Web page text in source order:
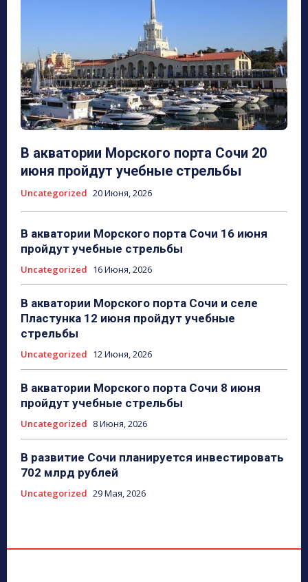
В акватории Морского порта Сочи 20
июня пройдут учебные стрельбы
Uncategorized 20 Июня, 2026
В акватории Морского порта Сочи 16 июня
пройдут учебные стрельбы
Uncategorized 16 Июня, 2026
В акватории Морского порта Сочи и селе
Пластунка 12 июня пройдут учебные
стрельбы
Uncategorized 12 Июня, 2026
В акватории Морского порта Сочи 8 июня
пройдут учебные стрельбы
Uncategorized 8 Июня, 2026
В развитие Сочи планируется инвестировать
702 млрд рублей
Uncategorized 29 Мая, 2026